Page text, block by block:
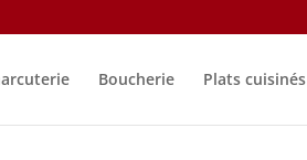
Boucherie Plats cuisinés